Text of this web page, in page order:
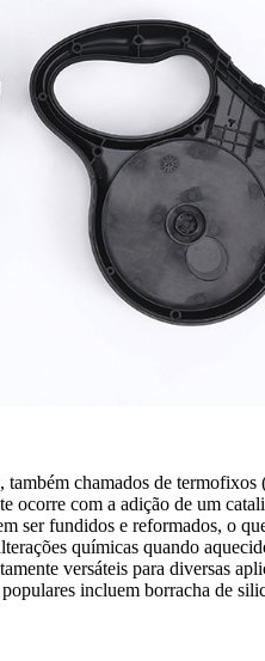
chamados de
ocorre com a adição de um
ser fundidos e reformados, o
químicas quando
versáteis para diversas
incluem borracha de